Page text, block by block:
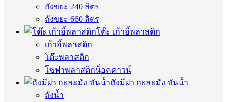
ถังขยะ 240 ลิตร
ถังขยะ 660 ลิตร
โต๊ะ เก้าอี้พลาสติก
เก้าอี้พลาสติก
โต๊ะพลาสติก
โซฟาพลาสติกน็อคดาวน์
ถังมีฝา กะละมัง ขันน้ำ
ถังน้ำ